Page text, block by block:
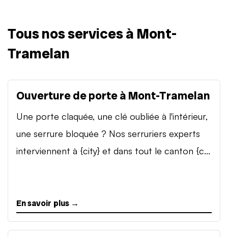
Tous nos services à Mont-
Tramelan
Ouverture de porte à Mont-Tramelan
Une porte claquée, une clé oubliée à l'intérieur,
une serrure bloquée ? Nos serruriers experts
interviennent à {city} et dans tout le canton {c...
En savoir plus →